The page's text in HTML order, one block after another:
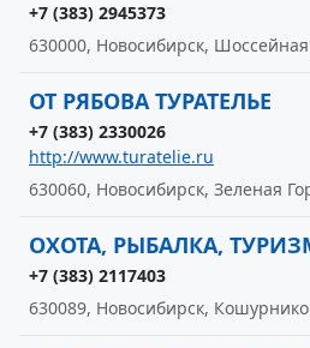
+7 (383) 2945373
630000, Новосибирск, Шоссейная
ОТ РЯБОВА ТУРАТЕЛЬЕ
+7 (383) 2330026
http://www.turatelie.ru
630060, Новосибирск, Зеленая
ОХОТА, РЫБАЛКА,
+7 (383) 2117403
630089, Новосибирск,